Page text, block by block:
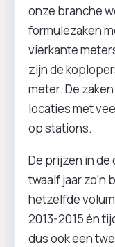
onze branche
formulezaken
vierkante
zijn de
meter. De
locaties met
op stations.
De prijzen in
twaalf jaar
hetzelfde
2013-2015 én
dus ook een